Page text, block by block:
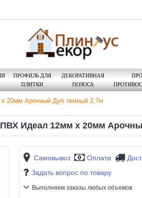
ПРОФИЛЬ ДЛЯ
ПЛИТКИ
ДЕКОРАТИВНАЯ
ПОЛОСА
20мм Арочный Дуб темный 2,7м
Идеал 12мм х 20мм
Самовывоз Оплата
Задать вопрос по товару
Выполняем заказы любых объемов